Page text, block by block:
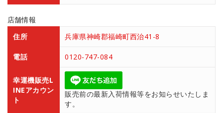
店舗情報
住所
兵庫県神崎郡福崎町西治41-8
電話 0120-747-084
幸運機販売L
INEアカウン
ト
販売前の最新入荷情報等をお知らせいたしま
す。